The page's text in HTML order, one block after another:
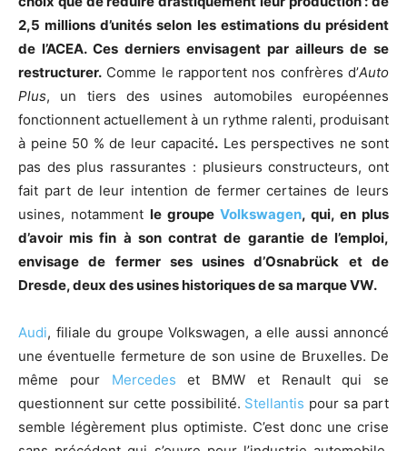
2,5 millions d’unités selon les estimations du président
de l’ACEA. Ces derniers envisagent par ailleurs de se
restructurer. Comme le rapportent nos confrères d’Auto
Plus, un tiers des usines automobiles européennes
fonctionnent actuellement à un rythme ralenti, produisant
à peine 50 % de leur capacité. Les perspectives ne sont
pas des plus rassurantes : plusieurs constructeurs, ont
fait part de leur intention de fermer certaines de leurs
usines, notamment le groupe Volkswagen, qui, en plus
d’avoir mis fin à son contrat de garantie de l’emploi,
envisage de fermer ses usines d’Osnabrück et de
Dresde, deux des usines historiques de sa marque VW.
Audi, filiale du groupe Volkswagen, a elle aussi annoncé
une éventuelle fermeture de son usine de Bruxelles. De
même pour Mercedes et BMW et Renault qui se
questionnent sur cette possibilité. Stellantis pour sa part
semble légèrement plus optimiste. C’est donc une crise